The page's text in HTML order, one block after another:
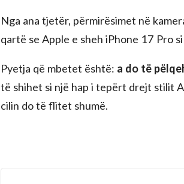
Nga ana tjetër, përmirësimet në
qartë se Apple e sheh iPhone 17 Pro
Pyetja që mbetet është: a do të
të shihet si një hap i tepërt drejt stilit
cilin do të flitet shumë.